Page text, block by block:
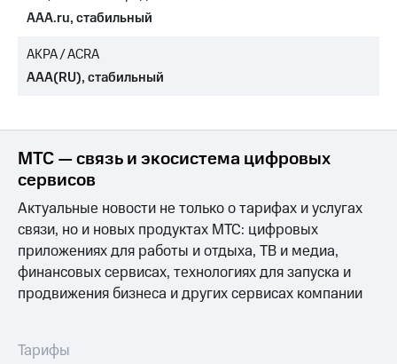
о технологиях
Достижения
отчетность
Новости
в
регионе
и акционерам
AAA.ru, стабильный
АКРА / ACRA
AAA(RU), стабильный
МТС — связь и экосистема цифровых
сервисов
Актуальные новости не только о тарифах и услугах
связи, но и новых продуктах МТС: цифровых
приложениях для работы и отдыха, ТВ и медиа,
финансовых сервисах, технологиях для запуска и
продвижения бизнеса и других сервисах компании
Тарифы